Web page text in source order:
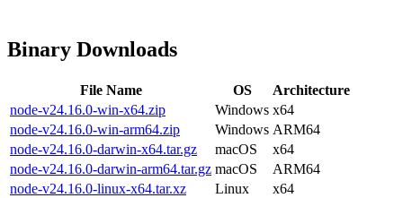
Binary Downloads
File Name OS
Architecture
node-v24.16.0-win-x64.zip
Windows x64
node-v24.16.0-win-arm64.zip
Windows ARM64
node-v24.16.0-darwin-x64.tar.gz
macOS
x64
node-v24.16.0-darwin-arm64.tar.gz macOS
ARM64
node-v24.16.0-linux-x64.tar.xz
Linux
x64